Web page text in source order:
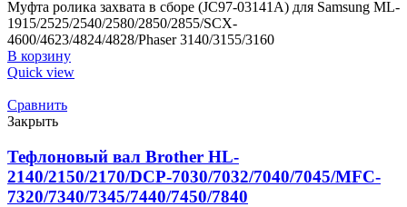
Муфта ролика захвата в сборе (JC97-03141A) для Samsung ML-
1915/2525/2540/2580/2850/2855/SCX-
4600/4623/4824/4828/Phaser 3140/3155/3160
В корзину
Quick view
Сравнить
Закрыть
Тефлоновый вал Brother HL-
2140/2150/2170/DCP-7030/7032/7040/7045/MFC-
7320/7340/7345/7440/7450/7840